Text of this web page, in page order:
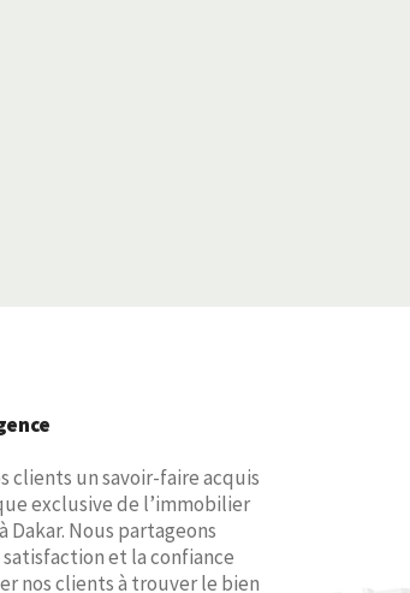
clients un savoir-faire acquis
exclusive de l’immobilier
Dakar. Nous partageons
et la confiance
nos clients à trouver le bien